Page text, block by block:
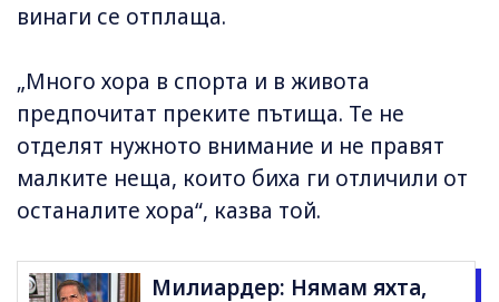
винаги се отплаща.
„Много хора в спорта и в живота
предпочитат преките пътища. Те не
отделят нужното внимание и не правят
малките неща, които биха ги отличили от
останалите хора“, казва той.
Милиардер: Нямам яхта,